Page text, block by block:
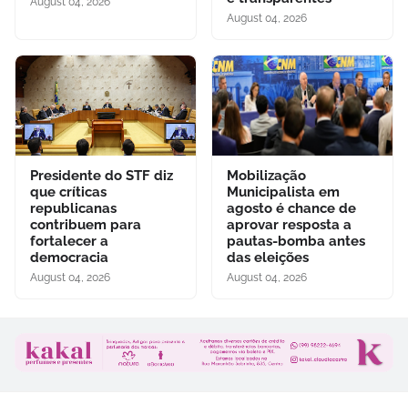
August 04, 2026
Presidente do STF diz
que críticas
republicanas
contribuem para
fortalecer a
democracia
August 04, 2026
Mobilização
Municipalista em
agosto é chance de
aprovar resposta a
pautas-bomba antes
das eleições
August 04, 2026